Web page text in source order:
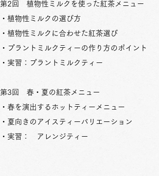
第2回 植物性ミルクを使った紅茶
・植物性ミルクの選び方
・植物性ミルクに合わせた紅茶選び
・プラントミルクティーの作り方のポイント
・実習：プラントミルクティー
第3回 春・夏の紅茶メニュー
・春を演出するホットティーメニュー
・夏向きのアイスティーバリエーション
・実習： アレンジティー